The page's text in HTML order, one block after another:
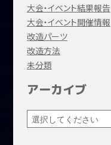
大会・イベント結果報告
大会・イベント開催情報
改造パーツ
改造方法
未分類
アーカイブ